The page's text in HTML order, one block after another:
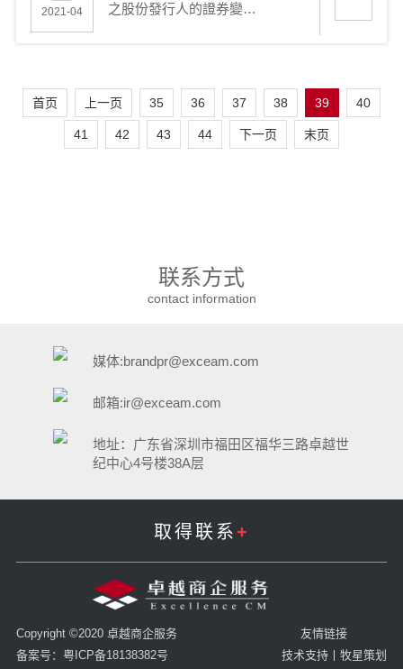
2021-04
之股份發行人的證券變動
首页 上一页 35 36 37 38 39 40
41 42 43 44 下一页 末页
联系方式
contact information
媒体:brandpr@exceam.com
邮箱:ir@exceam.com
地址：广东省深圳市福田区福华三路卓越世
纪中心4号楼38A层
取得联系+
Copyright ©2020 卓越商企服务
备案号：粤ICP备18138382号
友情链接
技术支持丨牧星策划